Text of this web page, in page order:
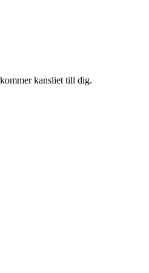
kansliet till dig.